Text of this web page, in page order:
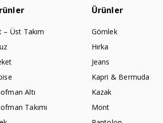
– Üst Takım
Altı
Takımı
Ürünler
Gömlek
Hırka
Jeans
Kapri & Bermuda
Kazak
Mont